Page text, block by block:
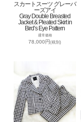
スカートスーツ グレーバ
ーズアイ
Gray Double Breasted
Jacket & Pleated Skirt in
Bird’s Eye Pattern
通常価格
78,000円(税別)